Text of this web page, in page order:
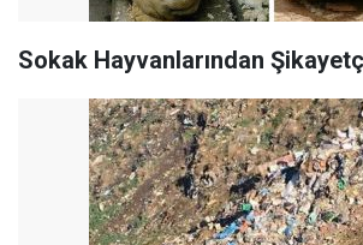
Sokak Hayvanlarından